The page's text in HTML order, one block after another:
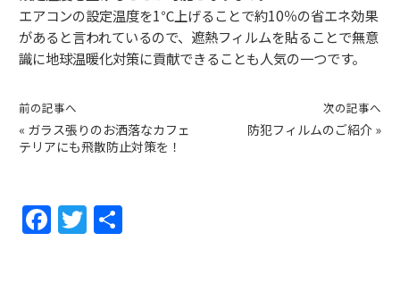
エアコンの設定温度を1℃上げることで約10％の省エネ効果
があると言われているので、遮熱フィルムを貼ることで無意
識に地球温暖化対策に貢献できることも人気の一つです。
前の記事へ
« ガラス張りのお洒落なカフェ
テリアにも飛散防止対策を！
次の記事へ
防犯フィルムのご紹介 »
F
a
T
w